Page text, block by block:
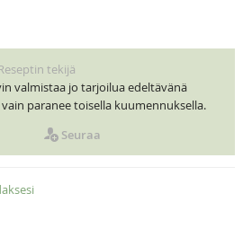
tekijä
valmistaa jo tarjoilua edeltävänä
paranee toisella kuumennuksella.
Seuraa